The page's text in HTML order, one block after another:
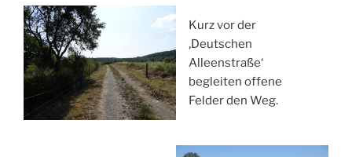
Kurz vor der
‚Deutschen
Alleenstraße‘
begleiten offene
Felder den Weg.